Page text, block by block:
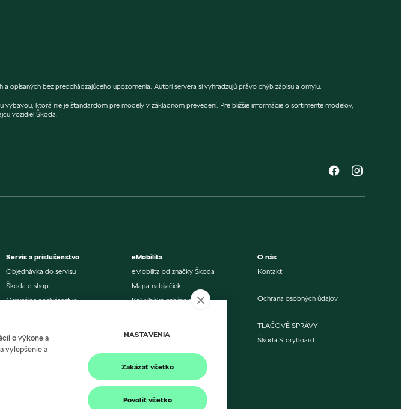
bez predchádzajúceho upozornenia. Autori servera si vyhradzujú právo chýb zápisu a omylu.
ktorá nie je štandardom pre modely v základnom prevedení. Pre bližšie informácie o sortimente modelov,
vozidiel Škoda.
Servis a príslušenstvo
Objednávka do servisu
Škoda e-shop
Originálne príslušenstvo
Škoda Connect
eMobilita
eMobilita od značky Škoda
Mapa nabíjačiek
Kalkulačka nabíjania
Nabíjanie doma alebo v práci
Verejné nabíjanie
O nás
Kontakt
Ochrana osobných údajov
TLAČOVÉ SPRÁVY
Škoda Storyboard
o výkone a
vylepšenie a
NASTAVENIA
Zakázať všetko
Povoliť všetko